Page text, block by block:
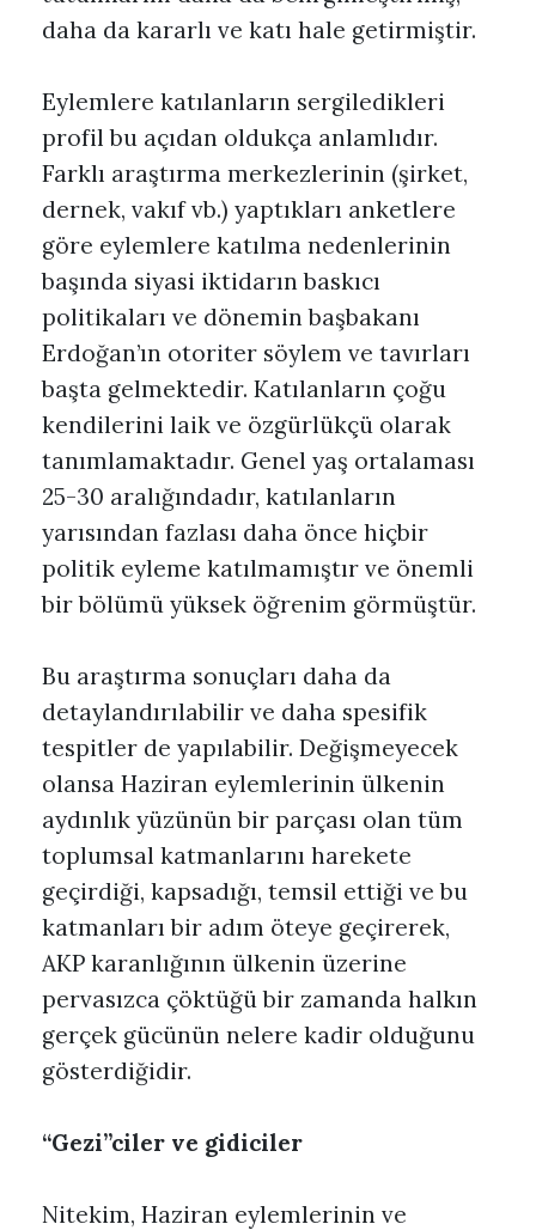
daha da kararlı ve katı hale getirmiştir.
Eylemlere katılanların sergiledikleri
profil bu açıdan oldukça anlamlıdır.
Farklı araştırma merkezlerinin (şirket,
dernek, vakıf vb.) yaptıkları anketlere
göre eylemlere katılma nedenlerinin
başında siyasi iktidarın baskıcı
politikaları ve dönemin başbakanı
Erdoğan’ın otoriter söylem ve tavırları
başta gelmektedir. Katılanların çoğu
kendilerini laik ve özgürlükçü olarak
tanımlamaktadır. Genel yaş ortalaması
25-30 aralığındadır, katılanların
yarısından fazlası daha önce hiçbir
politik eyleme katılmamıştır ve önemli
bir bölümü yüksek öğrenim görmüştür.
Bu araştırma sonuçları daha da
detaylandırılabilir ve daha spesifik
tespitler de yapılabilir. Değişmeyecek
olansa Haziran eylemlerinin ülkenin
aydınlık yüzünün bir parçası olan tüm
toplumsal katmanlarını harekete
geçirdiği, kapsadığı, temsil ettiği ve bu
katmanları bir adım öteye geçirerek,
AKP karanlığının ülkenin üzerine
pervasızca çöktüğü bir zamanda halkın
gerçek gücünün nelere kadir olduğunu
gösterdiğidir.
“Gezi”ciler ve gidiciler
Nitekim, Haziran eylemlerinin ve